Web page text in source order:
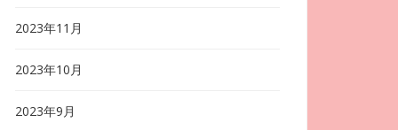
2023年11月
2023年10月
2023年9月